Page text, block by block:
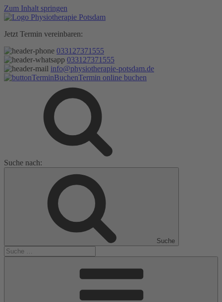
Zum Inhalt springen
Jetzt Termin vereinbaren:
033127371555
033127371555
info@physiotherapie-potsdam.de
Termin online buchen
Suche nach:
Suche